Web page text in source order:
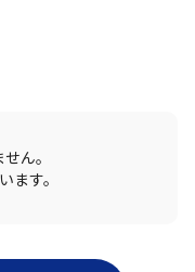
ん。
ます。